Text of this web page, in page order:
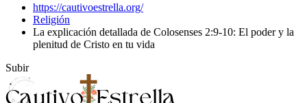
https://cautivoestrella.org/
Religión
La explicación detallada de Colosenses 2:9-10: El poder y la
plenitud de Cristo en tu vida
Subir